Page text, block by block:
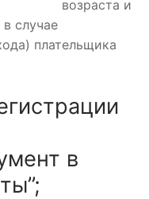
возраста и
случае
плательщика
в